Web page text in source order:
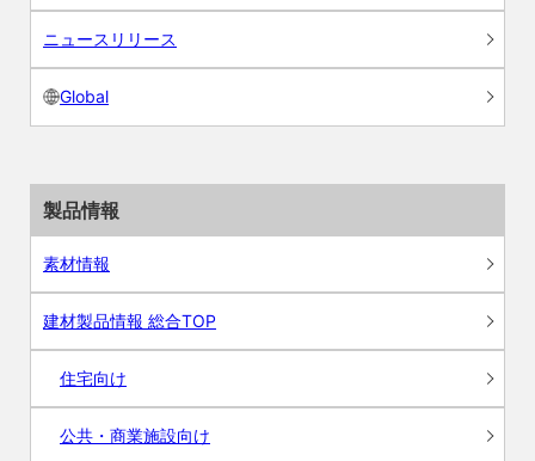
ニュースリリース
Global
製品情報
素材情報
建材製品情報 総合TOP
住宅向け
公共・商業施設向け